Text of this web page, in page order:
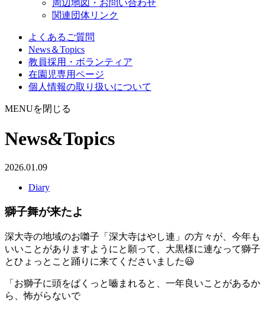
周辺地図・お問い合わせ
関連団体リンク
よくあるご質問
News＆Topics
教員採用・ボランティア
在園児専用ページ
個人情報の取り扱いについて
MENUを閉じる
News&Topics
2026.01.09
Diary
獅子舞が来たよ
深大寺の地域のお囃子「深大寺はやし連」の方々が、今年も
いいことがありますようにと願って、大黒様に連なって獅子
とひょっとこと踊りに来てくださいました😃
「お獅子に頭をぱくっと嚙まれると、一年良いことがあるか
ら、怖がらないで